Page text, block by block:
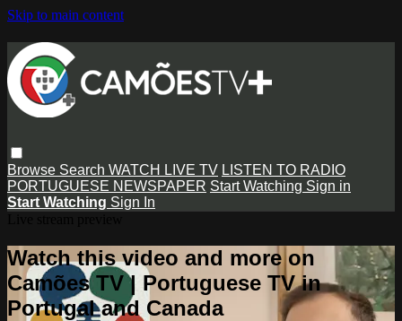
Skip to main content
Browse Search WATCH LIVE TV LISTEN TO RADIO
PORTUGUESE NEWSPAPER Start Watching Sign in
Start Watching Sign In
Watch this video and more on
Camões TV | Portuguese TV in
Portugal and Canada